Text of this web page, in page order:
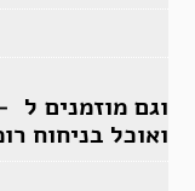
וגם מוזמנים ל
ואוכל בניחוח